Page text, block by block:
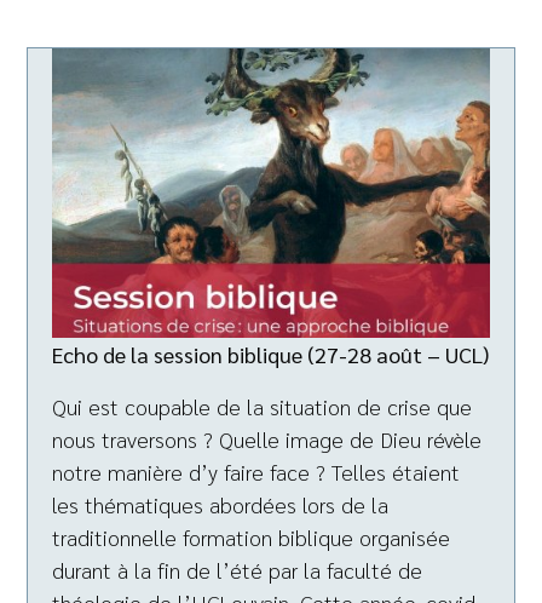
Echo de la session biblique (27-28 août – UCL)
Qui est coupable de la situation de crise que
nous traversons ? Quelle image de Dieu révèle
notre manière d’y faire face ? Telles étaient
les thématiques abordées lors de la
traditionnelle formation biblique organisée
durant à la fin de l’été par la faculté de